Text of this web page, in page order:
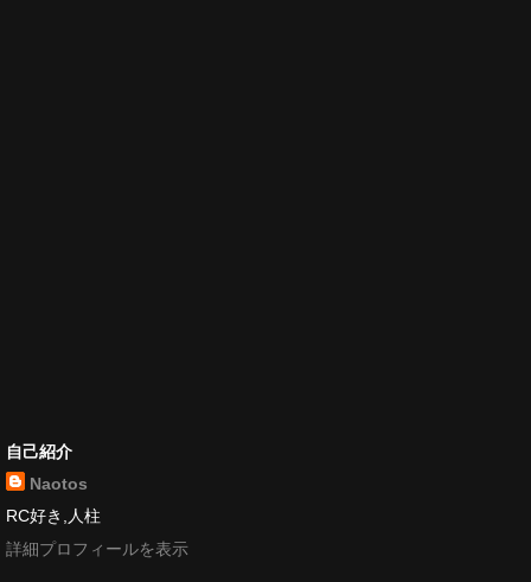
自己紹介
Naotos
RC好き,人柱
詳細プロフィールを表示